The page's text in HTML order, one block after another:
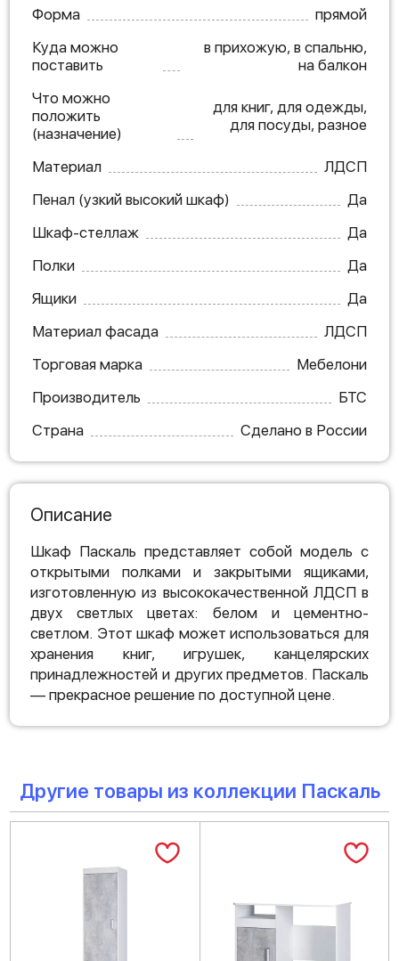
Форма
прямой
Куда можно
поставить
в прихожую, в спальню,
на балкон
Что можно
положить
(назначение)
для книг, для одежды,
для посуды, разное
Материал
ЛДСП
Пенал (узкий высокий шкаф)
Да
Шкаф-стеллаж
Да
Полки
Да
Ящики
Да
Материал фасада
ЛДСП
Торговая марка
Мебелони
Производитель
БТС
Страна
Сделано в России
Описание
Шкаф Паскаль представляет собой модель с
открытыми полками и закрытыми ящиками,
изготовленную из высококачественной ЛДСП в
двух светлых цветах: белом и цементно-
светлом. Этот шкаф может использоваться для
хранения книг, игрушек, канцелярских
принадлежностей и других предметов. Паскаль
— прекрасное решение по доступной цене.
Другие товары из коллекции Паскаль